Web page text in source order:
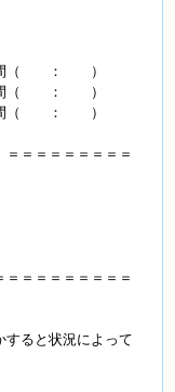
（ ： ）
（ ： ）
（ ： ）
＝＝＝＝＝＝＝＝
＝＝＝＝＝＝＝＝
ると状況によって